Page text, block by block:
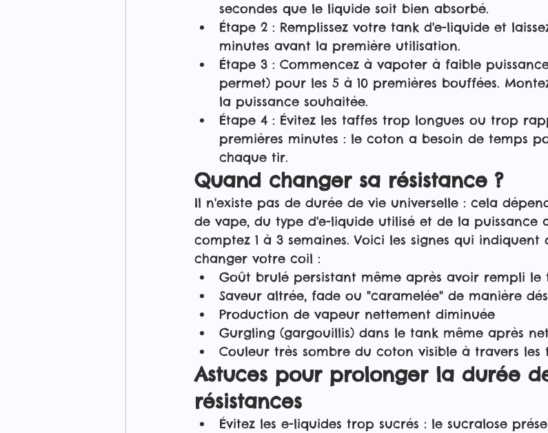
secondes que le liquide soit bien absorbé.
Étape 2 : Remplissez votre tank d'e-liquide et
minutes avant la première utilisation.
Étape 3 : Commencez à vapoter à faible
permet) pour les 5 à 10 premières bouffées.
la puissance souhaitée.
Étape 4 : Évitez les taffes trop longues ou trop
premières minutes : le coton a besoin de temps
chaque tir.
Quand changer sa résistance ?
Il n'existe pas de durée de vie universelle : cela
de vape, du type d'e-liquide utilisé et de la puissance
comptez 1 à 3 semaines. Voici les signes qui indiquent
changer votre coil :
Goût brulé persistant même après avoir rempli le
Saveur altrée, fade ou "caramelée" de manière
Production de vapeur nettement diminuée
Gurgling (gargouillis) dans le tank même après
Couleur très sombre du coton visible à travers les
Astuces pour prolonger la durée
résistances
Évitez les e-liquides trop sucrés : le sucralose